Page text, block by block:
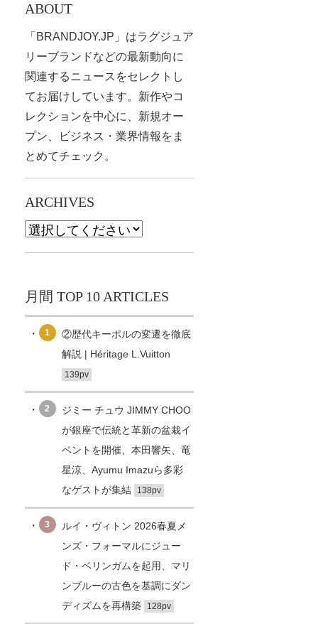
ABOUT
「BRANDJOY.JP」はラグジュア
リーブランドなどの最新動向に
関連するニュースをセレクトし
てお届けしています。新作やコ
レクションを中心に、新規オー
プン、ビジネス・業界情報をま
とめてチェック。
ARCHIVES
月間 TOP 10 ARTICLES
1
②歴代キーポルの変遷を徹底
解説 | Héritage L.Vuitton
139pv
2
ジミー チュウ JIMMY CHOO
が銀座で伝統と革新の盆栽イ
ベントを開催、本田響矢、竜
星涼、Ayumu Imazuら多彩
なゲストが集結
138pv
3
ルイ・ヴィトン 2026春夏メ
ンズ・フォーマルにジュー
ド・ベリンガムを起用、マリ
ンブルーの古色を基調にダン
ディズムを再構築
128pv